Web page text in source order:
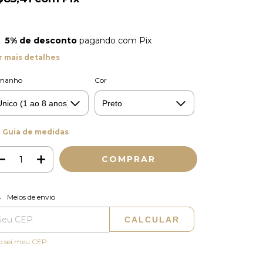
5% de descontopagando com Pix
mais detalhes
Cor
Guia de medidas
para o CEP:
Meios de envio
CALCULAR
sei meu CEP